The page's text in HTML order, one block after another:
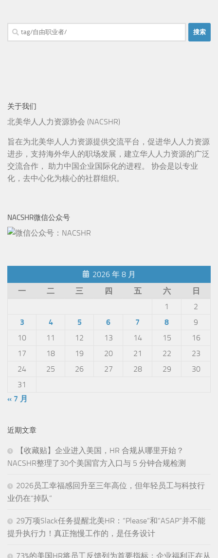
搜
索：
关于我们
北美华人人力资源协会 (NACSHR)
旨在为北美华人人力资源提供交流平台，促进华人人力资源
进步，支持海外华人的职场发展，建立华人人力资源的广泛
交流合作， 助力中国企业国际化的进程。 协会是以专业
化，去中心化为核心的社群组织。
NACSHR微信公众号
2026 年 8 月
一
二 三 四 五 六
日
1
2
3
4 5 6 7 8
9
10
11 12 13 14 15
16
17
18 19 20 21 22
23
24
25 26 27 28 29
30
31
« 7 月
近期文章
【收藏贴】企业进入美国，HR 合规从哪里开始？
NACSHR整理了30个美国官方入口与 5 分钟合规检测
2026员工幸福感回升至三年高位，但年轻员工与科技行
业仍在“掉队”
29万项Slack任务提醒北美HR：“Please”和“ASAP”并不能
提升执行力！真正拖慢工作的，是任务设计
73%的美国HR将员工反馈列为首要指标：企业福利正在从